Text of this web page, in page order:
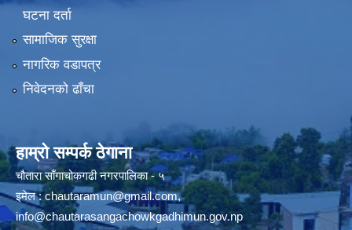
घटना दर्ता
सामाजिक सुरक्षा
नागरिक वडापत्र
निवेदनको ढाँचा
हाम्रो सम्पर्क ठेगाना
चौतारा साँगाचोकगढी नगरपालिका - ५
इमेल :chautaramun@gmail.com,
info@chautarasangachowkgadhimun.gov.np